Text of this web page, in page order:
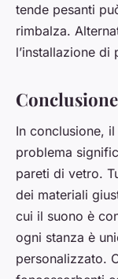
tende pesanti
rimbalza.
l’installazione
Conclusione
In conclusione,
problema
pareti di vetro.
dei materiali
cui il suono è
ogni stanza è
personalizzato.